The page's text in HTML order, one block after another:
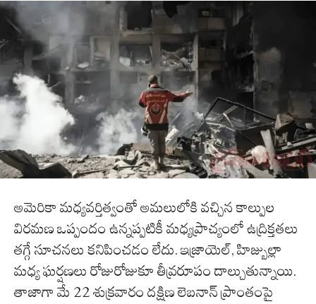
అమెరికా మధ్యవర్తిత్వంతో అమలులోకి వచ్చిన కాల్పుల
విరమణ ఒప్పందం ఉన్నప్పటికీ మధ్యప్రాచ్యంలో ఉద్రిక్తతలు
తగ్గే సూచనలు కనిపించడం లేదు. ఇజ్రాయెల్, హిజ్బుల్లా
మధ్య ఘర్షణలు రోజురోజుకూ తీవ్రరూపం దాల్చుతున్నాయి.
తాజాగా మే 22 శుక్రవారం దక్షిణ లెబనాన్ ప్రాంతంపై